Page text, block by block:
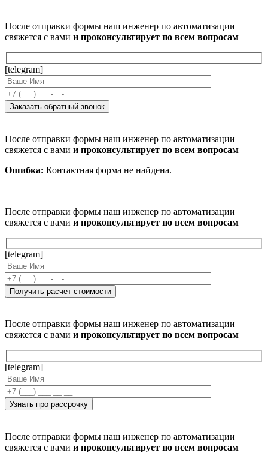
После отправки формы наш инженер по автоматизации
свяжется с вами и проконсультирует по всем вопросам
[telegram]
После отправки формы наш инженер по автоматизации
свяжется с вами и проконсультирует по всем вопросам
Ошибка: Контактная форма не найдена.
После отправки формы наш инженер по автоматизации
свяжется с вами и проконсультирует по всем вопросам
[telegram]
После отправки формы наш инженер по автоматизации
свяжется с вами и проконсультирует по всем вопросам
[telegram]
После отправки формы наш инженер по автоматизации
свяжется с вами и проконсультирует по всем вопросам